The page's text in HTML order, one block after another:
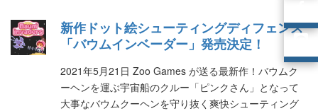
新作ドット絵シューティングディフェンス
「バウムインベーダー」発売決定！
2021年5月21日 Zoo Games が送る最新作！バウムク
ーヘンを運ぶ宇宙船のクルー「ピンクさん」となって
大事なバウムクーヘンを守り抜く爽快シューティング